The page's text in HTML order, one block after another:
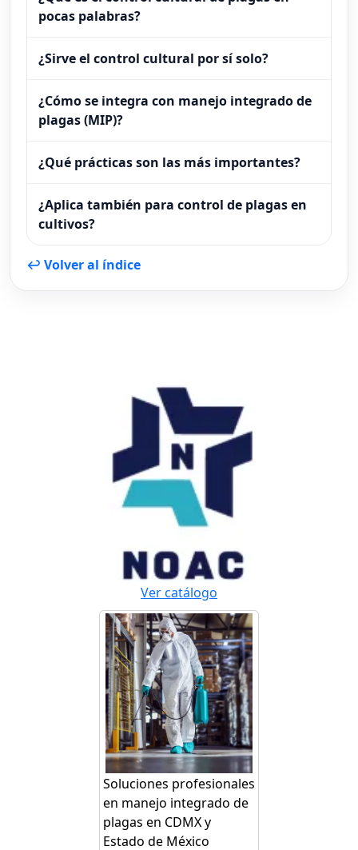
pocas palabras?
¿Sirve el control cultural por sí solo?
¿Cómo se integra con manejo integrado de
plagas (MIP)?
¿Qué prácticas son las más importantes?
¿Aplica también para control de plagas en
cultivos?
↩ Volver al índice
Ver catálogo
Soluciones profesionales
en manejo integrado de
plagas en CDMX y
Estado de México